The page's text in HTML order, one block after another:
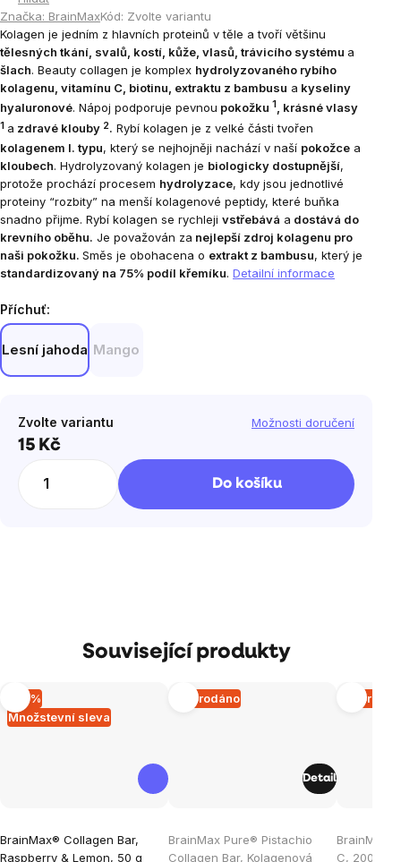
Značka: BrainMaxKód: Zvolte variantu
Kolagen je jedním z hlavních proteinů v těle a tvoří většinu
tělesných tkání, svalů, kostí, kůže, vlasů, trávicího systému a
šlach. Beauty collagen je komplex hydrolyzovaného rybího
kolagenu, vitamínu C, biotinu, extraktu z bambusu a kyseliny
hyaluronové. Nápoj podporuje pevnou pokožku 1, krásné vlasy
1 a zdravé klouby 2. Rybí kolagen je z velké části tvořen
kolagenem I. typu, který se nejhojněji nachází v naší pokožce a
kloubech. Hydrolyzovaný kolagen je biologicky dostupnější,
protože prochází procesem hydrolyzace, kdy jsou jednotlivé
proteiny “rozbity” na menší kolagenové peptidy, které buňka
snadno přijme. Rybí kolagen se rychleji vstřebává a dostává do
krevního oběhu. Je považován za nejlepší zdroj kolagenu pro
naši pokožku. Směs je obohacena o extrakt z bambusu, který je
standardizovaný na 75% podíl křemíku. Detailní informace
Příchuť:
Lesní jahoda Mango
Zvolte variantu Možnosti doručení
15 Kč
Do košíku
Související produkty
Množstevní sleva
–14 %
BrainMax® Collagen Bar,
Raspberry & Lemon, 50 g
hodnocení
Vyprodáno
BrainMax Pure® Pistachio
Collagen Bar, Kolagenová
hodnocení
Detail
BrainMax
C, 200 ml